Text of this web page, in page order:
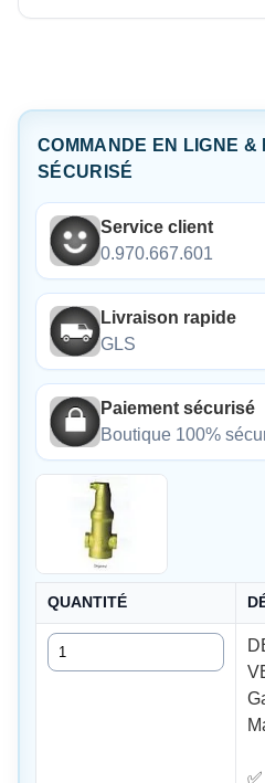
COMMANDE EN LIGNE &
SÉCURISÉ
Service client
0.970.667.601
Livraison rapide
GLS
Paiement sécurisé
Boutique 100%
QUANTITÉ
Quantité